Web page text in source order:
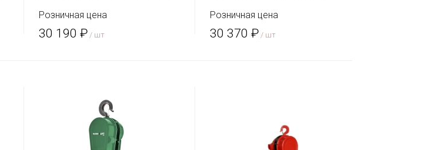
Розничная цена
30 190 ₽/ шт
Розничная цена
30 370 ₽ / шт